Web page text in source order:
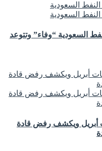
السعودية “وفاء” وتتوعد
أبريل ويكشف رفض قادة